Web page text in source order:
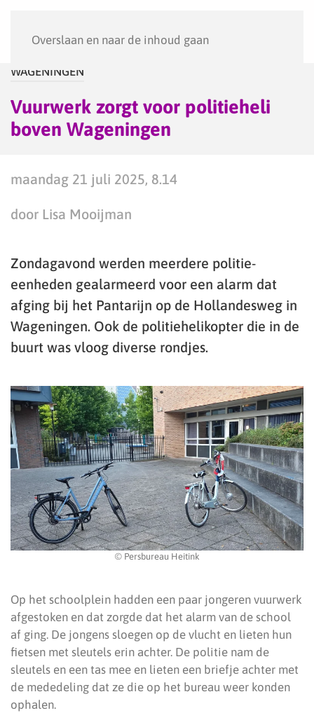
Overslaan en naar de inhoud gaan
WAGENINGEN
Vuurwerk zorgt voor politieheli
boven Wageningen
maandag 21 juli 2025, 8.14
door Lisa Mooijman
Zondagavond werden meerdere politie-
eenheden gealarmeerd voor een alarm dat
afging bij het Pantarijn op de Hollandesweg in
Wageningen. Ook de politiehelikopter die in de
buurt was vloog diverse rondjes.
© Persbureau Heitink
Op het schoolplein hadden een paar jongeren vuurwerk
afgestoken en dat zorgde dat het alarm van de school
af ging. De jongens sloegen op de vlucht en lieten hun
fietsen met sleutels erin achter. De politie nam de
sleutels en een tas mee en lieten een briefje achter met
de mededeling dat ze die op het bureau weer konden
ophalen.